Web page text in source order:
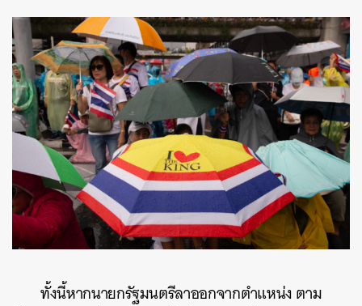
ทั้งนี้หากนายกรัฐมนตรีลาออกจากตำแหน่ง ตาม